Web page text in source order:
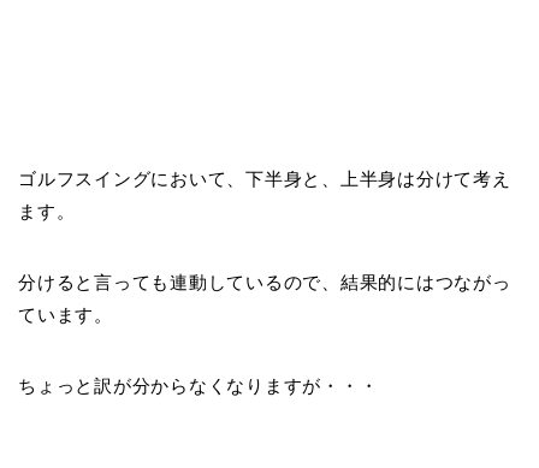
ゴルフスイングにおいて、下半身と、上半身は分けて考え
ます。
分けると言っても連動しているので、結果的にはつながっ
ています。
ちょっと訳が分からなくなりますが・・・